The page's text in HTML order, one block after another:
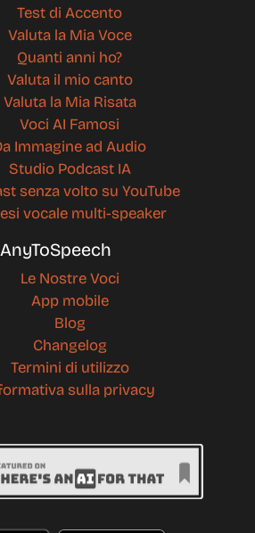
Test di Accento
Valuta la Mia Voce
Quanti anni ho?
Valuta il mio canto
Valuta la Mia Risata
Voci AI Famosi
Immagine ad Audio
Studio Podcast IA
senza volto su YouTube
vocale multi-speaker
AnyToSpeech
Le Nostre Voci
App mobile
Blog
Changelog
Termini di utilizzo
sulla privacy